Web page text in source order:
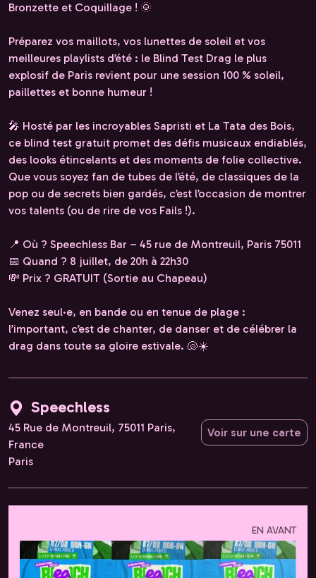
Bronzette et Coquillage ! 🌞
Préparez vos maillots, vos lunettes de soleil et vos
meilleures playlists d’été : le Blind Test Drag le plus
explosif de Paris revient pour une session 100 % soleil,
paillettes et bonne humeur !
🎤 Hosté par les incroyables Sapristi et La Tata des Bois,
ce blind test gratuit promet des défis musicaux endiablés,
des looks étincelants et des moments de folie collective.
Que vous soyez fan de tubes de l’été, de classiques de la
pop ou de secrets bien gardés, c’est l’occasion de montrer
vos talents (ou de rire de vos Fails !).
📍 Où ? Speechless Bar – 45 rue de Montreuil, Paris 75011
📅 Quand ? 8 juillet, de 20h à 22h30
💸 Prix ? GRATUIT (Sortie au Chapeau)
Venez seul·e, en bande ou en tenue de plage :
l’important, c’est de chanter, de danser et de célébrer la
drag dans toute sa gloire estivale. 🐚☀️
Speechless
45 Rue de Montreuil, 75011 Paris,
France
Paris
Voir sur une carte
EN AVANT